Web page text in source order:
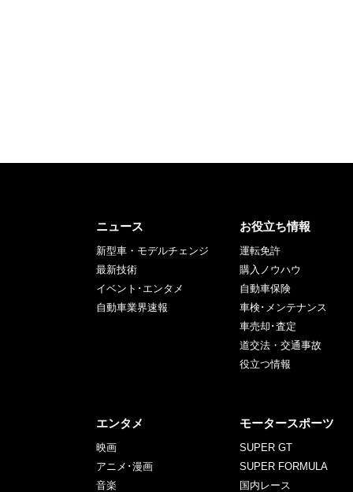
ニュース
新型車・モデルチェンジ
最新技術
イベント･エンタメ
自動車業界速報
お役立ち情報
運転免許
購入ノウハウ
自動車保険
車検･メンテナンス
車売却･査定
道交法・交通事故
役立つ情報
エンタメ
映画
アニメ･漫画
音楽
モータースポーツ
SUPER GT
SUPER FORMULA
国内レース